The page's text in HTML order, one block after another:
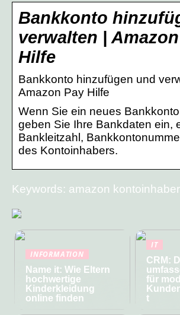
Bankkonto
verwalten |
Hilfe
Bankkonto hinzufügen und
Amazon Pay Hilfe
Wenn Sie ein neues
geben Sie Ihre Bankdaten ein,
Bankleitzahl,
des Kontoinhabers.
Keywords: amazon kontoinhaber
INFORMATION
Name it: Wie Eltern
hochwertige
Kinderkleidung
online finden
IT
CRM:
für
t